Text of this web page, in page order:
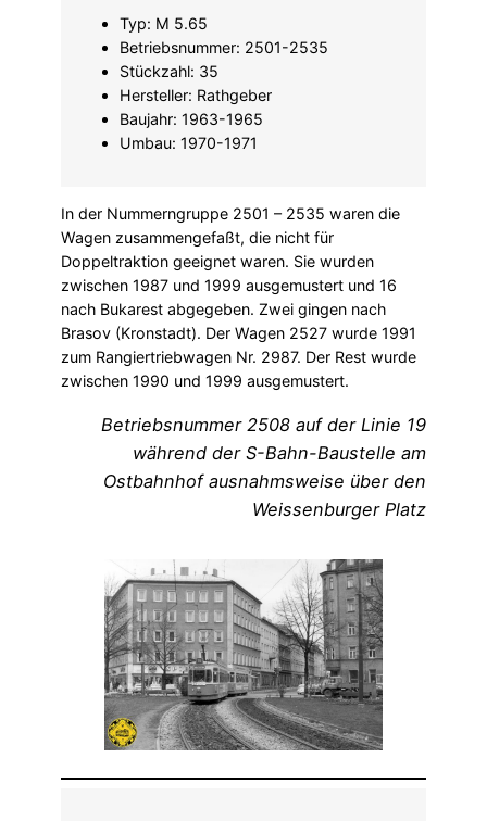
Typ: M 5.65
Betriebsnummer: 2501-2535
Stückzahl: 35
Hersteller: Rathgeber
Baujahr: 1963-1965
Umbau: 1970-1971
In der Nummerngruppe 2501 – 2535 waren die
Wagen zusammengefaßt, die nicht für
Doppeltraktion geeignet waren. Sie wurden
zwischen 1987 und 1999 ausgemustert und 16
nach Bukarest abgegeben. Zwei gingen nach
Brasov (Kronstadt). Der Wagen 2527 wurde 1991
zum Rangiertriebwagen Nr. 2987. Der Rest wurde
zwischen 1990 und 1999 ausgemustert.
Betriebsnummer 2508 auf der Linie 19
während der S-Bahn-Baustelle am
Ostbahnhof ausnahmsweise über den
Weissenburger Platz